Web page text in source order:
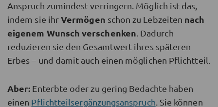
Anspruch zumindest verringern. Möglich ist das,
indem sie ihrVermögen schon zu Lebzeiten nach
eigenem Wunsch verschenken . Dadurch
reduzieren sie den Gesamtwert ihres späteren
Erbes – und damit auch einen möglichen Pflichtteil.
Aber: Enterbte oder zu gering Bedachte haben
einen Pflichtteilsergänzungsanspruch . Sie können